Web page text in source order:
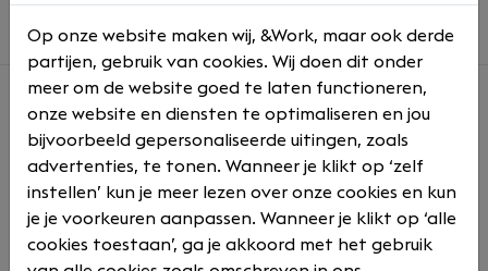
Over ons
PQR bestaat sinds 1990 en is in ruim dertig jaar
uitgegroeid van kleine hardware-reseller tot
toonaangevend, modern IT-bedrijf dat geldt als
“Rustmaker in IT” voor meer dan 1000 bedrijven,
Op onze website maken wij, &Work, maar ook derde
partijen, gebruik van cookies. Wij doen dit onder
meer om de website goed te laten functioneren,
onze website en diensten te optimaliseren en jou
bijvoorbeeld gepersonaliseerde uitingen, zoals
advertenties, te tonen. Wanneer je klikt op ‘zelf
instellen’ kun je meer lezen over onze cookies en kun
je je voorkeuren aanpassen. Wanneer je klikt op ‘alle
cookies toestaan’, ga je akkoord met het gebruik